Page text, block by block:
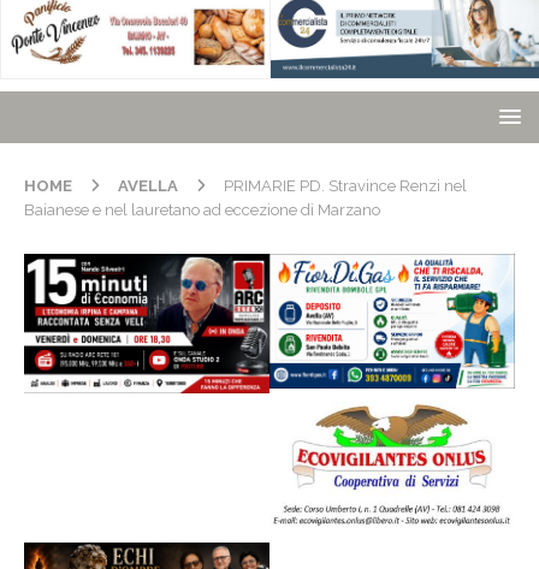
HOME AVELLA
PRIMARIE PD. Stravince Renzi nel
Baianese e nel lauretano ad eccezione di Marzano